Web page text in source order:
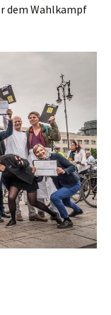
dem Wahlkampf